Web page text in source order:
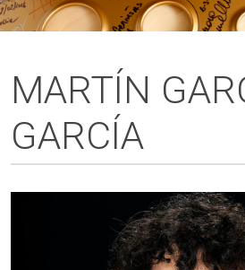
MARTÍN
GARCÍA